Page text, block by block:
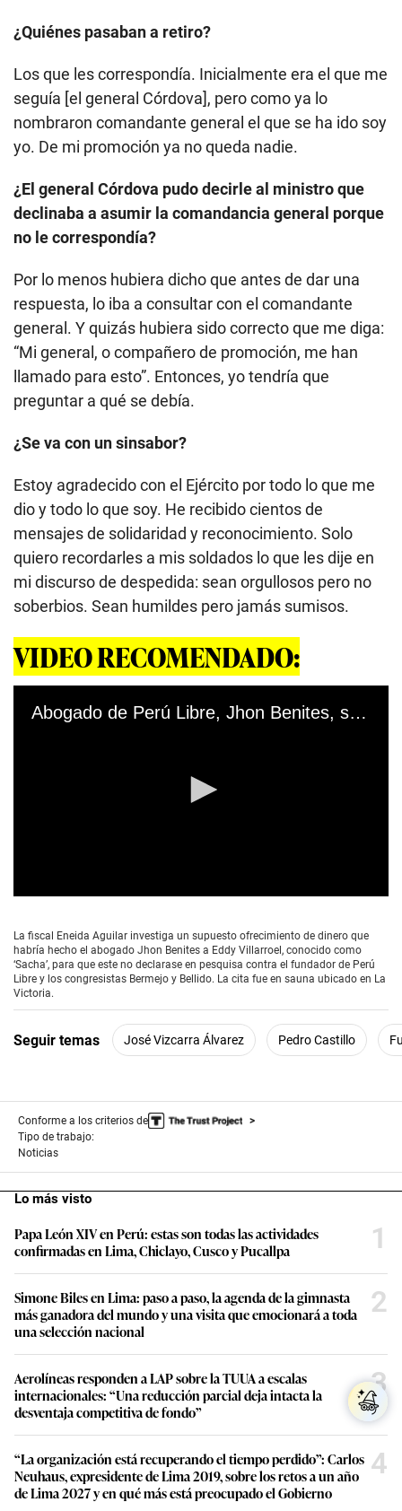
¿Quiénes pasaban a retiro?
Los que les correspondía. Inicialmente era el que me
seguía [el general Córdova], pero como ya lo
nombraron comandante general el que se ha ido soy
yo. De mi promoción ya no queda nadie.
¿El general Córdova pudo decirle al ministro que
declinaba a asumir la comandancia general porque
no le correspondía?
Por lo menos hubiera dicho que antes de dar una
respuesta, lo iba a consultar con el comandante
general. Y quizás hubiera sido correcto que me diga:
“Mi general, o compañero de promoción, me han
llamado para esto”. Entonces, yo tendría que
preguntar a qué se debía.
¿Se va con un sinsabor?
Estoy agradecido con el Ejército por todo lo que me
dio y todo lo que soy. He recibido cientos de
mensajes de solidaridad y reconocimiento. Solo
quiero recordarles a mis soldados lo que les dije en
mi discurso de despedida: sean orgullosos pero no
soberbios. Sean humildes pero jamás sumisos.
VIDEO RECOMENDADO:
Abogado de Perú Libre, Jhon Benites, se reunió con testigo de la fiscalía
e
c
o
n
d
f
3
u
e
s
4
7
s
c
o
n
d
s
La fiscal Eneida Aguilar investiga un supuesto ofrecimiento de dinero que
habría hecho el abogado Jhon Benites a Eddy Villarroel, conocido como
‘Sacha’, para que este no declarase en pesquisa contra el fundador de Perú
Libre y los congresistas Bermejo y Bellido. La cita fue en sauna ubicado en La
Victoria.
Seguir temas José Vizcarra Álvarez Pedro Castillo
Conforme a los criterios de
Tipo de trabajo:
Noticias
Lo más visto
Papa León XIV en Perú: estas son todas las actividades
confirmadas en Lima, Chiclayo, Cusco y Pucallpa
1
Simone Biles en Lima: paso a paso, la agenda de la gimnasta
más ganadora del mundo y una visita que emocionará a toda
una selección nacional
2
Aerolíneas responden a LAP sobre la TUUA a escalas
internacionales: “Una reducción parcial deja intacta la
desventaja competitiva de fondo”
3
“La organización está recuperando el tiempo perdido”: Carlos
Neuhaus, expresidente de Lima 2019, sobre los retos a un año
de Lima 2027 y en qué más está preocupado el Gobierno
4